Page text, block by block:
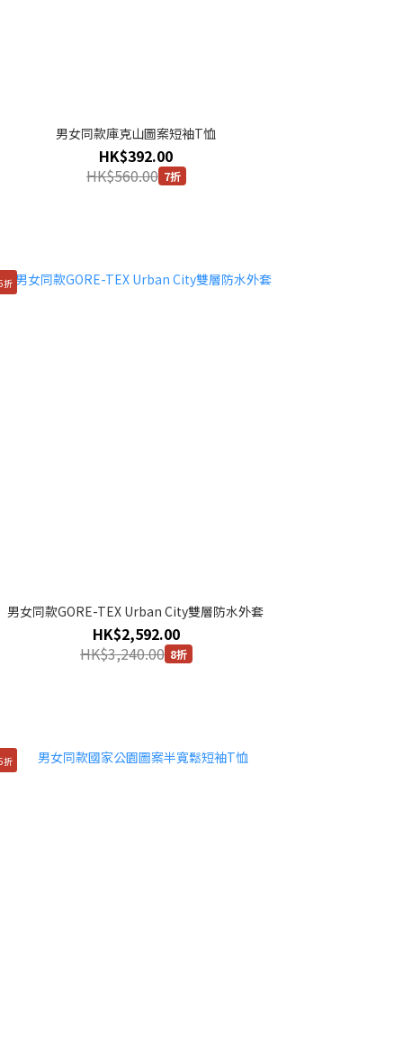
男女同款庫克山圖案短袖T恤
HK$392.00
HK$560.00 7折
折
男女同款GORE-TEX Urban City雙層防水外套
HK$2,592.00
HK$3,240.00 8折
折